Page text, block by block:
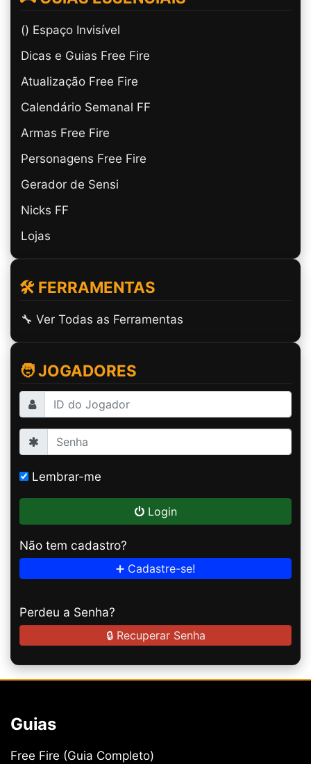
(ㅤ) Espaço Invisível
Dicas e Guias Free Fire
Atualização Free Fire
Calendário Semanal FF
Armas Free Fire
Personagens Free Fire
Gerador de Sensi
Nicks FF
Lojas
🛠️ FERRAMENTAS
🔧 Ver Todas as Ferramentas
🧑 JOGADORES
Lembrar-me
Login
Não tem cadastro?
➕ Cadastre-se!
Perdeu a Senha?
🔒 Recuperar Senha
Guias
Free Fire (Guia Completo)